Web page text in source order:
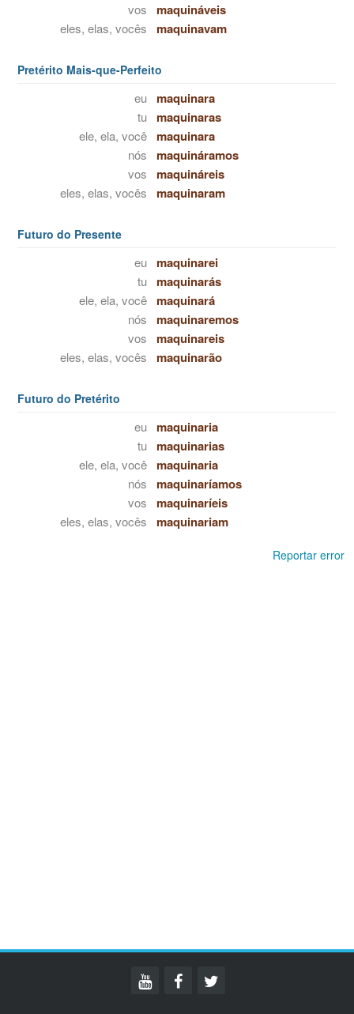
vos maquináveis
eles, elas, vocês maquinavam
Pretérito Mais-que-Perfeito
eu maquinara
tu maquinaras
ele, ela, você maquinara
nós maquináramos
vos maquináreis
eles, elas, vocês maquinaram
Futuro do Presente
eu maquinarei
tu maquinarás
ele, ela, você maquinará
nós maquinaremos
vos maquinareis
eles, elas, vocês maquinarão
Futuro do Pretérito
eu maquinaria
tu maquinarias
ele, ela, você maquinaria
nós maquinaríamos
vos maquinaríeis
eles, elas, vocês maquinariam
Reportar error